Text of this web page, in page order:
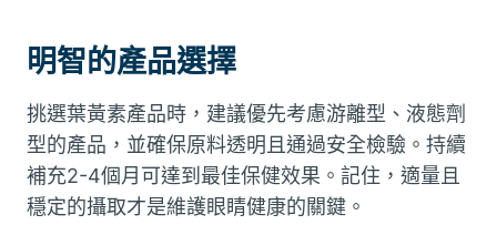
明智的產品選擇
挑選葉黃素產品時，建議優先考慮游離型、液態劑
型的產品，並確保原料透明且通過安全檢驗。持續
補充2-4個月可達到最佳保健效果。記住，適量且
穩定的攝取才是維護眼睛健康的關鍵。